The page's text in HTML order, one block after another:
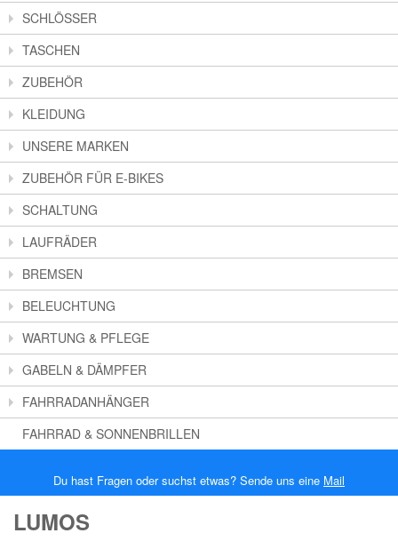
SCHLÖSSER
TASCHEN
ZUBEHÖR
KLEIDUNG
UNSERE MARKEN
ZUBEHÖR FÜR E-BIKES
SCHALTUNG
LAUFRÄDER
BREMSEN
BELEUCHTUNG
WARTUNG & PFLEGE
GABELN & DÄMPFER
FAHRRADANHÄNGER
FAHRRAD & SONNENBRILLEN
Du hast Fragen oder suchst etwas? Sende uns eine Mail
LUMOS